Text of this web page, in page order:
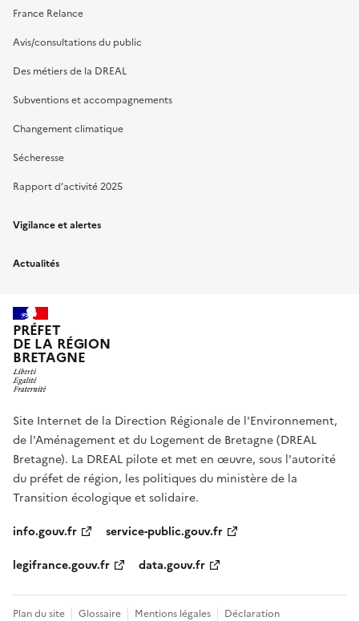
France Relance
Avis/consultations du public
Des métiers de la DREAL
Subventions et accompagnements
Changement climatique
Sécheresse
Rapport d’activité 2025
Vigilance et alertes
Actualités
PRÉFET
DE LA RÉGION
BRETAGNE
Site Internet de la Direction Régionale de l'Environnement,
de l'Aménagement et du Logement de Bretagne (DREAL
Bretagne). La DREAL pilote et met en œuvre, sous l'autorité
du préfet de région, les politiques du ministère de la
Transition écologique et solidaire.
info.gouv.fr
service-public.gouv.fr
legifrance.gouv.fr
data.gouv.fr
Plan du site Glossaire Mentions légales Déclaration